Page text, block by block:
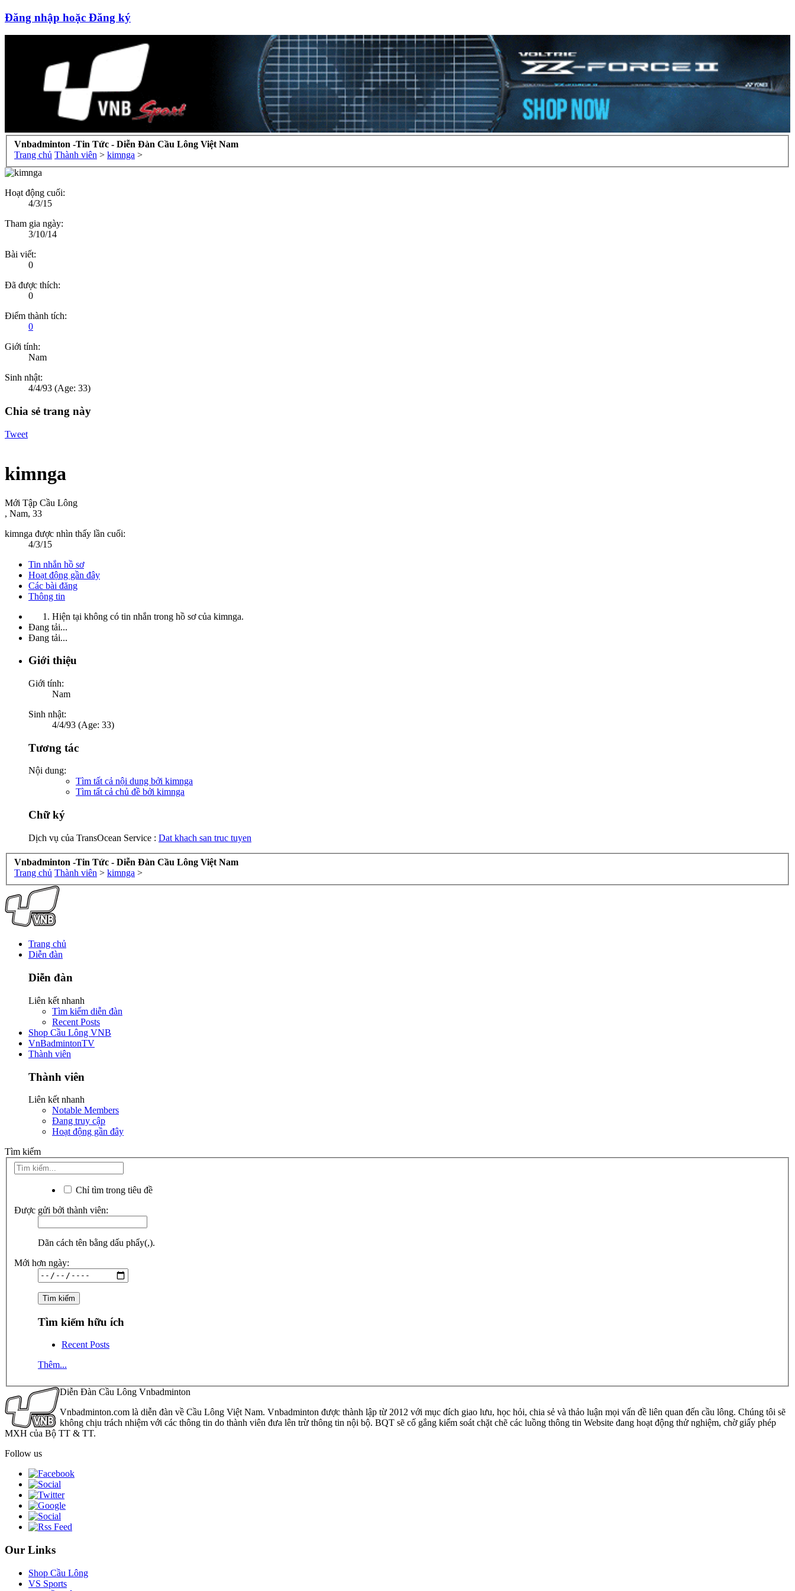
Đăng nhập hoặc Đăng ký
Vnbadminton -Tin Tức - Diễn Đàn Cầu Lông Việt Nam
Trang chủ Thành viên > kimnga >
Hoạt động cuối:
4/3/15
Tham gia ngày:
3/10/14
Bài viết:
0
Đã được thích:
0
Điểm thành tích:
0
Giới tính:
Nam
Sinh nhật:
4/4/93 (Age: 33)
Chia sẻ trang này
Tweet
kimnga
Mới Tập Cầu Lông
, Nam, 33
kimnga được nhìn thấy lần cuối:
4/3/15
Tin nhắn hồ sơ
Hoạt động gần đây
Các bài đăng
Thông tin
Hiện tại không có tin nhắn trong hồ sơ của kimnga.
Đang tải...
Đang tải...
Giới thiệu
Giới tính:
Nam
Sinh nhật:
4/4/93 (Age: 33)
Tương tác
Nội dung:
Tìm tất cả nội dung bởi kimnga
Tìm tất cả chủ đề bởi kimnga
Chữ ký
Dịch vụ của TransOcean Service : Dat khach san truc tuyen
Vnbadminton -Tin Tức - Diễn Đàn Cầu Lông Việt Nam
Trang chủ Thành viên > kimnga >
Trang chủ
Diễn đàn
Diễn đàn
Liên kết nhanh
Tìm kiếm diễn đàn
Recent Posts
Shop Cầu Lông VNB
VnBadmintonTV
Thành viên
Thành viên
Liên kết nhanh
Notable Members
Đang truy cập
Hoạt động gần đây
Tìm kiếm
Chỉ tìm trong tiêu đề
Được gửi bởi thành viên:
Dãn cách tên bằng dấu phẩy(,).
Mới hơn ngày:
Tìm kiếm hữu ích
Recent Posts
Thêm...
Diễn Đàn Cầu Lông Vnbadminton
Vnbadminton.com là diễn đàn về Cầu Lông Việt Nam. Vnbadminton được thành lập từ 2012 với mục đích giao lưu, học hỏi, chia sẻ và thảo luận mọi vấn đề liên quan đến cầu lông. Chúng tôi sẽ
không chịu trách nhiệm với các thông tin do thành viên đưa lên trừ thông tin nội bộ. BQT sẽ cố gắng kiểm soát chặt chẽ các luồng thông tin Website đang hoạt động thử nghiệm, chờ giấy phép
MXH của Bộ TT & TT.
Follow us
Our Links
Shop Cầu Lông
VS Sports